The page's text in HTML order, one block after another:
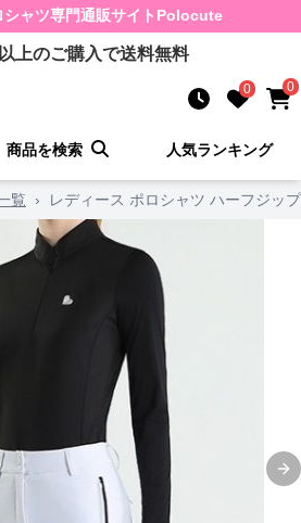
シャツ専門通販サイト Polocute
上のご購入で送料無料
0 0
商品を検索 人気ランキング
覧 › レディース ポロシャツ ハーフジッ